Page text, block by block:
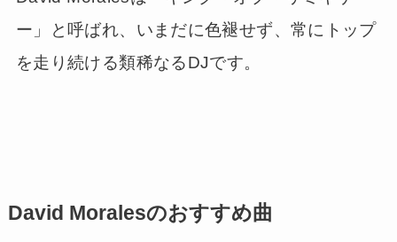
ー」と呼ばれ、いまだに色褪せず、常にトップ
を走り続ける類稀なるDJです。
David Moralesのおすすめ曲